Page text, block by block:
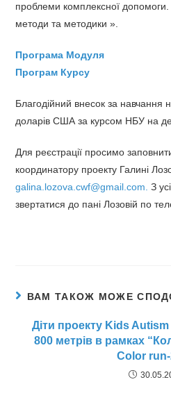
проблеми комплексної
методи та методики ».
Програма Модуля
Програм Курсу
Благодійний внесок за навчання
доларів США за курсом НБУ на
Для реєстрації просимо
координатору проекту Галині
galina.lozova.cwf@gmail.com. З
звертатися до пані Лозовій по
ВАМ ТАКОЖ МОЖЕ
Діти проекту Kids Autism
800 метрів в рамках
Color